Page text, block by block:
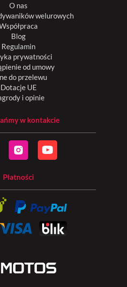
O nas
welurowych
Blog
Regulamin
prywatności
od umowy
do przelewu
Dotacje UE
i opinie
w kontakcie
Płatności